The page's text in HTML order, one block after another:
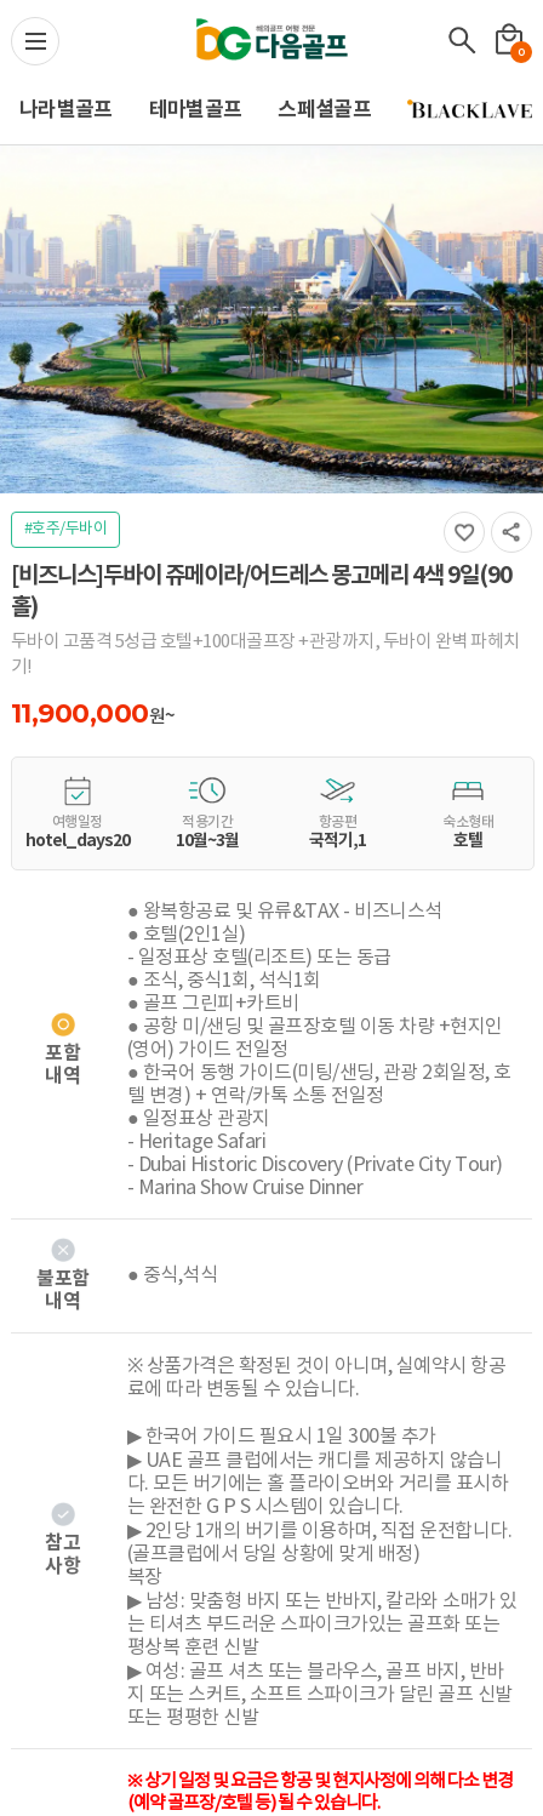
다음골프(Daum Golf) -
0
나라별골프 테마별골프 스페셜골프
#호주/두바이
[비즈니스]두바이 쥬메이라/어드레스 몽고메리 4색 9일(90
홀)
두바이 고품격 5성급 호텔+100대골프장 +관광까지, 두바이 완벽 파헤치
기!
11,900,000원~
여행일정
hotel_days20
적용기간
10월~3월
항공편
국적기,1
숙소형태
호텔
포함
내역
● 왕복항공료 및 유류&TAX - 비즈니스석
● 호텔(2인1실)
- 일정표상 호텔(리조트) 또는 동급
● 조식, 중식1회, 석식1회
● 골프 그린피+카트비
● 공항 미/샌딩 및 골프장호텔 이동 차량 +현지인
(영어) 가이드 전일정
● 한국어 동행 가이드(미팅/샌딩, 관광 2회일정, 호
텔 변경) + 연락/카톡 소통 전일정
● 일정표상 관광지
- Heritage Safari
- Dubai Historic Discovery (Private City Tour)
- Marina Show Cruise Dinner
불포함
내역
● 중식,석식
참고
사항
※ 상품가격은 확정된 것이 아니며, 실예약시 항공
료에 따라 변동될 수 있습니다.
▶ 한국어 가이드 필요시 1일 300불 추가
▶ UAE 골프 클럽에서는 캐디를 제공하지 않습니
다. 모든 버기에는 홀 플라이오버와 거리를 표시하
는 완전한 G P S 시스템이 있습니다.
▶ 2인당 1개의 버기를 이용하며, 직접 운전합니다.
(골프클럽에서 당일 상황에 맞게 배정)
복장
▶ 남성: 맞춤형 바지 또는 반바지, 칼라와 소매가 있
는 티셔츠 부드러운 스파이크가있는 골프화 또는
평상복 훈련 신발
▶ 여성: 골프 셔츠 또는 블라우스, 골프 바지, 반바
지 또는 스커트, 소프트 스파이크가 달린 골프 신발
또는 평평한 신발
※ 상기 일정 및 요금은 항공 및 현지사정에 의해 다소 변경
(예약 골프장/호텔 등) 될 수 있습니다.